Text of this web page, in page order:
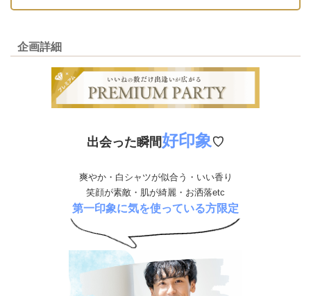
企画詳細
出会った瞬間好印象♡
爽やか・白シャツが似合う・いい香り
笑顔が素敵・肌が綺麗・お洒落etc
第一印象に気を使っている方限定